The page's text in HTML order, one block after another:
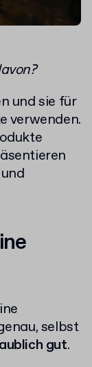
und sie für
verwenden.
selbst
gut.